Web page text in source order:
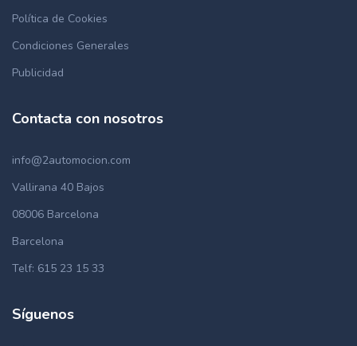
Política de Cookies
Condiciones Generales
Publicidad
Contacta con nosotros
info@2automocion.com
Vallirana 40 Bajos
08006 Barcelona
Barcelona
Telf: 615 23 15 33
Síguenos